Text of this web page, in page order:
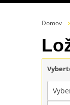
Domov